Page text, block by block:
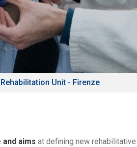
Unit - Firenze
aims at defining new rehabilitative